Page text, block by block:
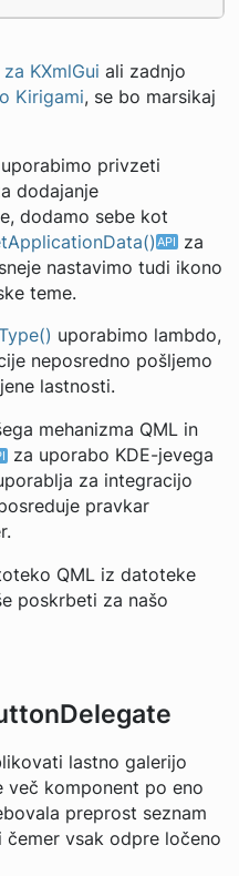
KXmlGui ali zadnjo
Kirigami, se bo marsikaj
privzeti
dodajanje
dodamo sebe kot
za
nastavimo tudi ikono
teme.
uporabimo lambdo,
neposredno pošljemo
lastnosti.
mehanizma QML in
za uporabo KDE-jevega
za integracijo
pravkar
QML iz datoteke
poskrbeti za našo
lastno galerijo
več komponent po eno
preprost seznam
čemer vsak odpre ločeno